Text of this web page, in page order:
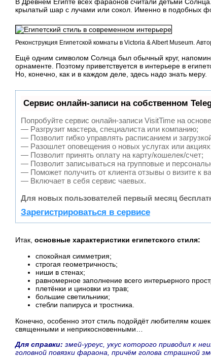
крылатый шар с лучами или сокол. Именно в подобных
Реконструкция Египетской комнаты в Victoria & Albert Museum.
Ещё одним символом Солнца был обычный круг,
орнаменте. Поэтому приветствуется в интерьере в
Но, конечно, как и в каждом деле, здесь надо знать меру.
Сервис онлайн-записи на собственном
Попробуйте сервис онлайн-записи VisitTime на
— Разгрузит мастера, специалиста или компанию;
— Позволит гибко управлять расписанием и
— Разошлет оповещения о новых услугах или
— Позволит принять оплату на карту/кошелек/счет;
— Позволит записываться на групповые и
— Поможет получить от клиента отзывы о визите к
— Включает в себя сервис чаевых.
Для новых пользователей первый месяц
Зарегистрироваться в сервисе
Итак, основные характеристики египетского стиля:
спокойная симметрия;
строгая геометричность;
ниши в стенах;
равномерное заполнение всего интерьерного
плетёнки и циновки из трав;
большие светильники;
стебли папируса и тростника.
Конечно, особенно этот стиль подойдёт любителям
священными и неприкосновенными…
Для справки: змей-уреус , укус которого приводил к
головной повязки фараона, причём голова страшной